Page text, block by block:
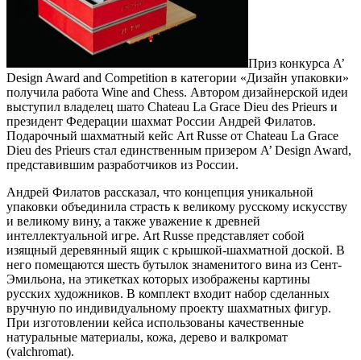
Приз конкурса A’
Design Award and Competition в категории «Дизайн упаковки»
получила работа Wine and Chess. Автором дизайнерской идеи
выступил владелец шато Chateau La Grace Dieu des Prieurs и
президент Федерации шахмат России Андрей Филатов.
Подарочный шахматный кейс Art Russe от Chateau La Grace
Dieu des Prieurs стал единственным призером A’ Design Award,
представившим разработчиков из России.
Андрей Филатов рассказал, что концепция уникальной
упаковки объединила страсть к великому русскому искусству
и великому вину, а также уважение к древней
интеллектуальной игре. Art Russe представляет собой
изящный деревянный ящик с крышкой-шахматной доской. В
него помещаются шесть бутылок знаменитого вина из Сент-
Эмильона, на этикетках которых изображены картины
русских художников. В комплект входит набор сделанных
вручную по индивидуальному проекту шахматных фигур.
При изготовлении кейса использованы качественные
натуральные материалы, кожа, дерево и валкромат
(valchromat).